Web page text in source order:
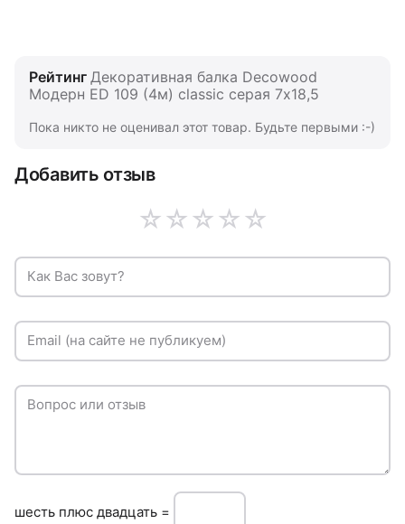
Рейтинг Декоративная балка Decowood
Модерн ED 109 (4м) classic серая 7х18,5
Пока никто не оценивал этот товар. Будьте первыми :-)
Добавить отзыв
☆
☆
☆
☆
☆
Как Вас зовут?
Email (на сайте не публикуем)
Вопрос или отзыв
шeсть плюc двадцать =